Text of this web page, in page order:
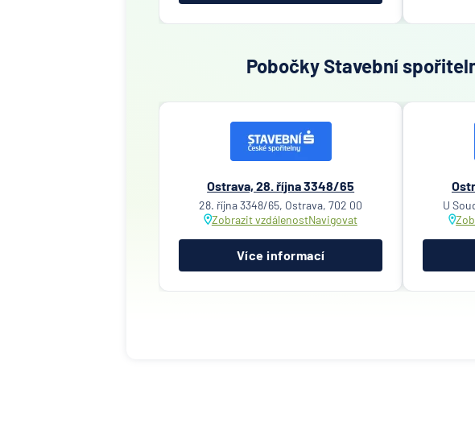
Pobočky Stavební
Ostrava, 28. října 3348/65
28. října 3348/65, Ostrava, 702 00
Zobrazit vzdálenostNavigovat
Více informací
U